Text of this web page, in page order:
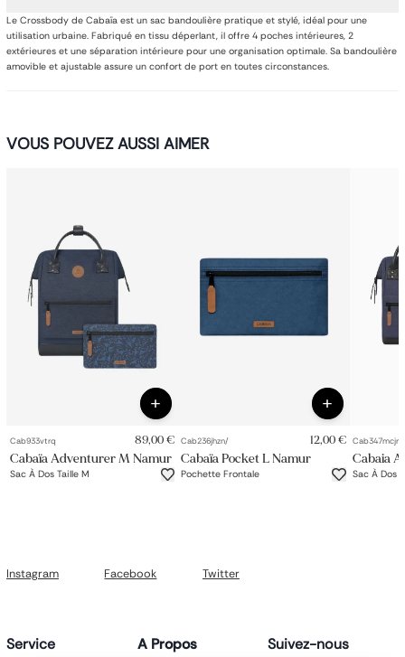
Le Crossbody de Cabaïa est un sac bandoulière pratique et stylé, idéal pour une
utilisation urbaine. Fabriqué en tissu déperlant, il offre 4 poches intérieures, 2
extérieures et une séparation intérieure pour une organisation optimale. Sa bandoulière
amovible et ajustable assure un confort de port en toutes circonstances.
VOUS POUVEZ AUSSI AIMER
Cab933vtrq 89,00 €
Cabaïa Adventurer M Namur
Sac À Dos Taille M
Cab236jhzn/ 12,00 €
Cabaïa Pocket L Namur
Pochette Frontale
Cab347mcjr
Cabaia
Sac À Dos
Instagram Facebook Twitter
Service A Propos Suivez-nous